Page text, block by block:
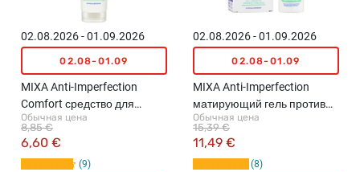
02.08.2026 - 01.09.2026
02.08-01.09
MIXA Anti-Imperfection
Comfort средство для
умывания против
несовершенств, 150мл
Обычная цена
6,60 €
8,85 €
9
02.08.2026 - 01.09.2026
02.08-01.09
MIXA Anti-Imperfection
матирующий гель против
несовершенств, 50мл
Обычная цена
11,49 €
15,39 €
8